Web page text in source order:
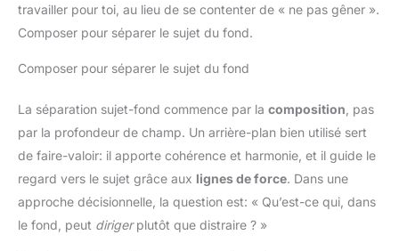
travailler pour toi, au lieu de se contenter de « ne pas gêner ».
Composer pour séparer le sujet du fond.
Composer pour séparer le sujet du fond
La séparation sujet-fond commence par la composition , pas
par la profondeur de champ. Un arrière-plan bien utilisé sert
de faire-valoir: il apporte cohérence et harmonie, et il guide le
regard vers le sujet grâce aux lignes de force. Dans une
approche décisionnelle, la question est: « Qu’est-ce qui, dans
le fond, peut dirigerplutôt que distraire ? »